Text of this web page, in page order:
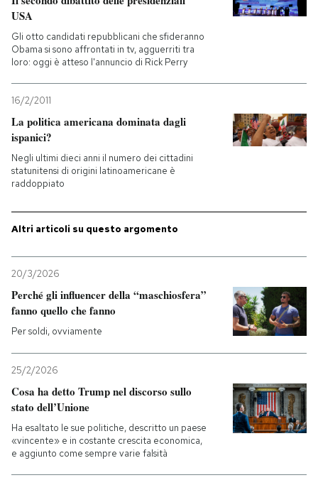
USA
Gli otto candidati repubblicani che sfideranno
Obama si sono affrontati in tv, agguerriti tra
loro: oggi è atteso l'annuncio di Rick Perry
16/2/2011
La politica americana dominata dagli
ispanici?
Negli ultimi dieci anni il numero dei cittadini
statunitensi di origini latinoamericane è
raddoppiato
Altri articoli su questo argomento
20/3/2026
Perché gli influencer della “maschiosfera”
fanno quello che fanno
Per soldi, ovviamente
25/2/2026
Cosa ha detto Trump nel discorso sullo
stato dell’Unione
Ha esaltato le sue politiche, descritto un paese
«vincente» e in costante crescita economica,
e aggiunto come sempre varie falsità